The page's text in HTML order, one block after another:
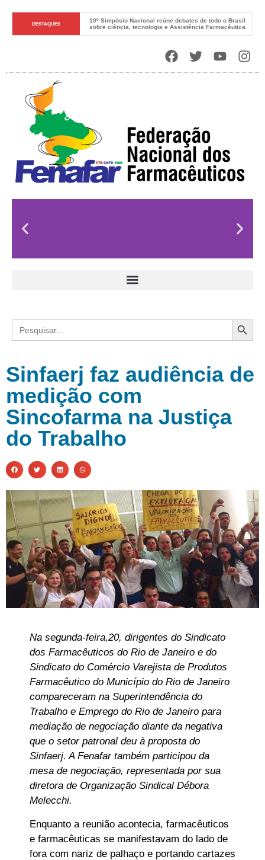
DESTAQUES
10º Simpósio Nacional reúne debates de todo o Brasil
sobre ciência, tecnologia e Assistência Farmacêutica
Search
for:
Sinfaerj faz audiência de
medição com
Sincofarma na Justiça
do Trabalho
Na segunda-feira,20, dirigentes do Sindicato
dos Farmacêuticos do Rio de Janeiro e do
Sindicato do Comércio Varejista de Produtos
Farmacêutico do Município do Rio de Janeiro
compareceram na Superintendência do
Trabalho e Emprego do Rio de Janeiro para
mediação de negociação diante da negativa
que o setor patronal deu à proposta do
Sinfaerj. A Fenafar também participou da
mesa de negociação, representada por sua
diretora de Organização Sindical Débora
Melecchi.
Enquanto a reunião acontecia, farmacêuticos
e farmacêuticas se manifestavam do lado de
fora com nariz de palhaço e portando cartazes